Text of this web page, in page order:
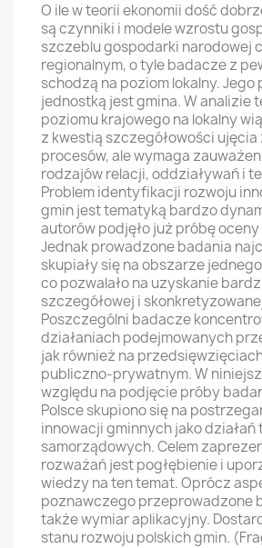
O ile w teorii ekonomii dość
są czynniki i modele wzrostu
szczeblu gospodarki narodowej
regionalnym, o tyle badacze z
schodzą na poziom lokalny. Jego
jednostką jest gmina. W analizie
poziomu krajowego na lokalny
z kwestią szczegółowości ujęcia
procesów, ale wymaga
rodzajów relacji, oddziaływań i
Problem identyfikacji rozwoju
gmin jest tematyką bardzo
autorów podjęło już próbę
Jednak prowadzone badania
skupiały się na obszarze
co pozwalało na uzyskanie
szczegółowej i
Poszczególni badacze
działaniach podejmowanych
jak również na
publiczno-prywatnym. W
względu na podjęcie próby
Polsce skupiono się na
innowacji gminnych jako działań
samorządowych. Celem
rozważań jest pogłębienie i
wiedzy na ten temat. Oprócz
poznawczego przeprowadzone
także wymiar aplikacyjny.
stanu rozwoju polskich gmin.